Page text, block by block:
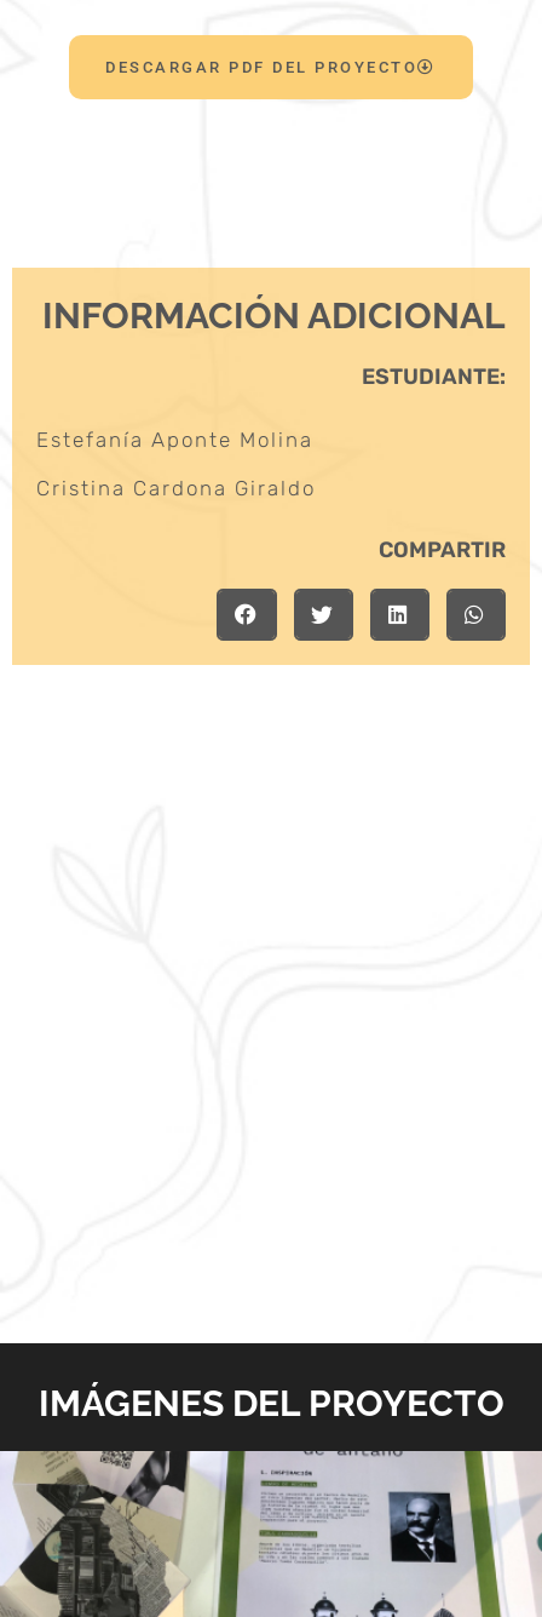
DESCARGAR PDF DEL PROYECTO
INFORMACIÓN ADICIONAL
ESTUDIANTE:
Estefanía Aponte Molina
Cristina Cardona Giraldo
COMPARTIR
IMÁGENES DEL PROYECTO